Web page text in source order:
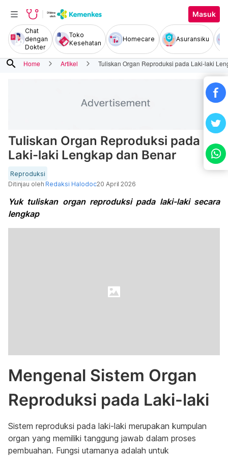
Masuk
Chat
dengan
Dokter
Toko
Kesehatan
Homecare Asuransiku
search Home Artikel Tuliskan Organ Reproduksi pada Laki-laki
Tuliskan Organ Reproduksi pada
Laki-laki Lengkap dan Benar
Reproduksi
Ditinjau oleh Redaksi Halodoc20 April 2026
Yuk tuliskan organ reproduksi pada laki-laki secara
lengkap
Mengenal Sistem Organ
Reproduksi pada Laki-laki
Sistem reproduksi pada laki-laki merupakan kumpulan
organ yang memiliki tanggung jawab dalam proses
pembuahan. Fungsi utamanya adalah untuk